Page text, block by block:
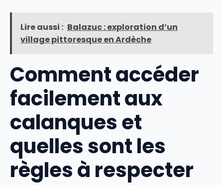
Lire aussi : Balazuc : exploration d’un
village pittoresque en Ardèche
Comment accéder
facilement aux
calanques et
quelles sont les
règles à respecter